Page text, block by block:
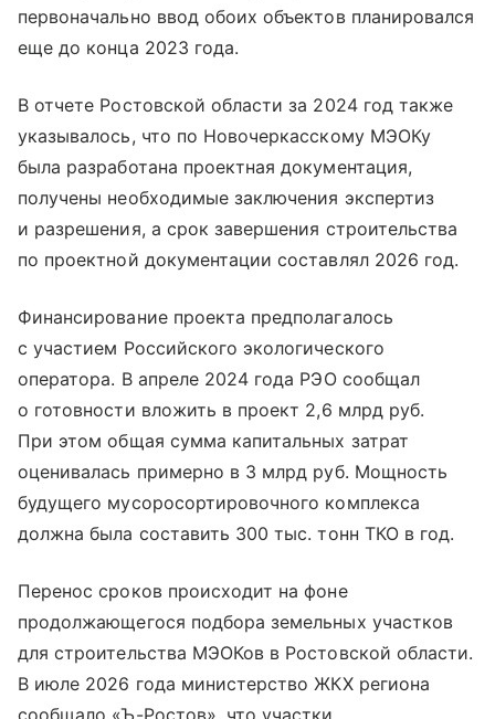
первоначально ввод обоих объектов планировался
еще до конца 2023 года.
В отчете Ростовской области за 2024 год также
указывалось, что по Новочеркасскому МЭОКу
была разработана проектная документация,
получены необходимые заключения экспертиз
и разрешения, а срок завершения строительства
по проектной документации составлял 2026 год.
Финансирование проекта предполагалось
с участием Российского экологического
оператора. В апреле 2024 года РЭО сообщал
о готовности вложить в проект 2,6 млрд руб.
При этом общая сумма капитальных затрат
оценивалась примерно в 3 млрд руб. Мощность
будущего мусоросортировочного комплекса
должна была составить 300 тыс. тонн ТКО в год.
Перенос сроков происходит на фоне
продолжающегося подбора земельных участков
для строительства МЭОКов в Ростовской области.
В июле 2026 года министерство ЖКХ региона